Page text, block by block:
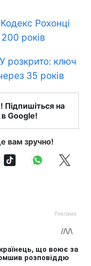
Рохонці
років
розкрито: ключ
35 років
Підпишіться на
Google!
вам зручно!